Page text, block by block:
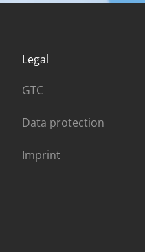
Legal
GTC
Data protection
Imprint